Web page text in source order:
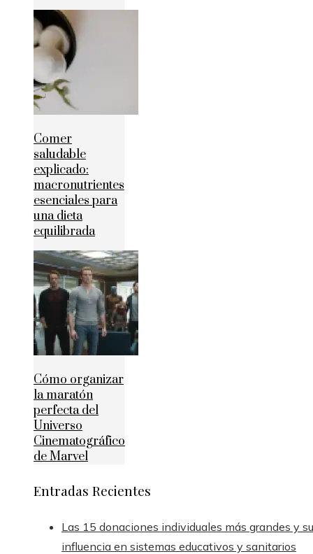
Comer
saludable
explicado:
macronutrientes
esenciales para
una dieta
equilibrada
Cómo organizar
la maratón
perfecta del
Universo
Cinematográfico
de Marvel
Entradas Recientes
Las 15 donaciones individuales más grandes y su
influencia en sistemas educativos y sanitarios